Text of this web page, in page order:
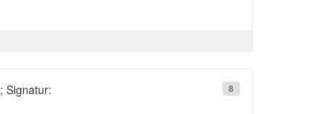
8
; Signatur: